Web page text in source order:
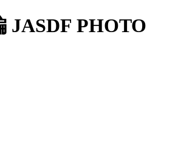
JASDF PHOTO